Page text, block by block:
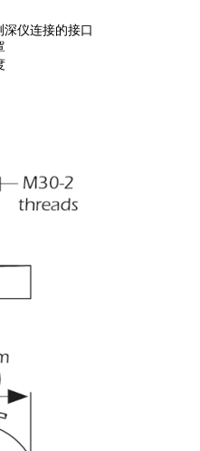
仪连接的接口